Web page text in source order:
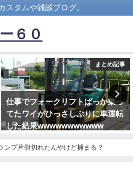
スタムや雑談ブログ。
６０
まとめ記事
自動車メーカーって意外とブラッ
クだったりするのか？
2024-09-22
ンプ片側切れたんやけど捕まる？